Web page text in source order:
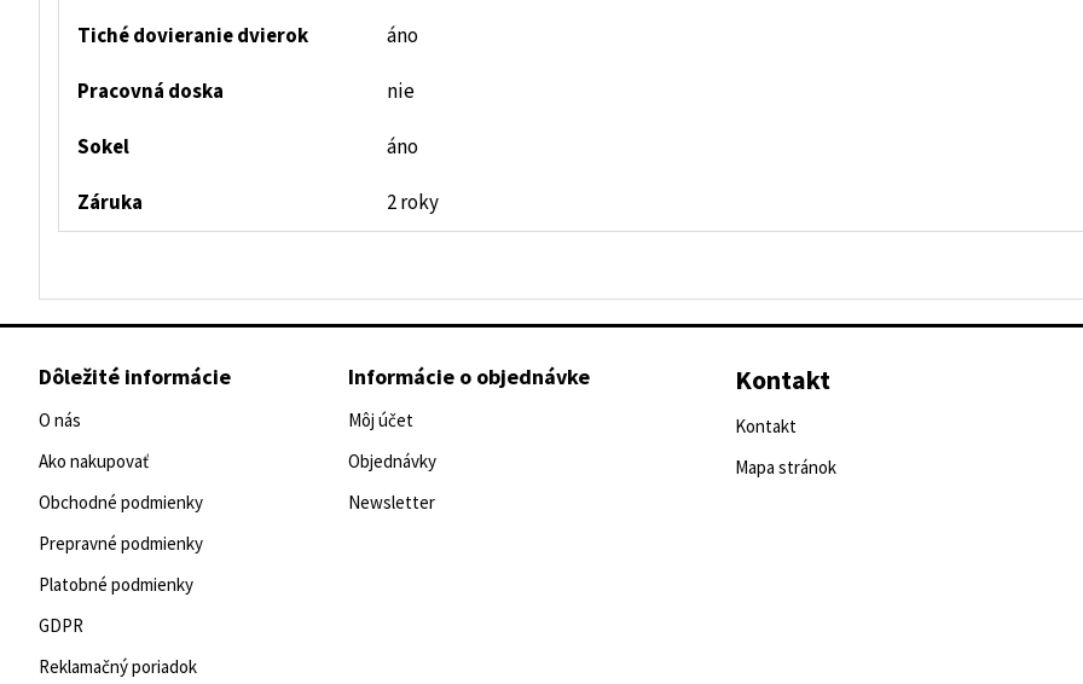
Tiché dovieranie dvierok
áno
Pracovná doska
nie
Sokel
áno
Záruka
2 roky
Dôležité informácie
O nás
Ako nakupovať
Obchodné podmienky
Prepravné podmienky
Platobné podmienky
GDPR
Reklamačný poriadok
Informácie o objednávke
Môj účet
Objednávky
Newsletter
Kontakt
Kontakt
Mapa stránok